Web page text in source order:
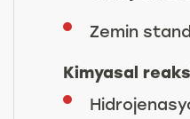
Zemin
Kimyasal